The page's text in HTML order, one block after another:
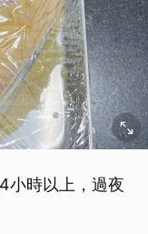
小時以上，過夜